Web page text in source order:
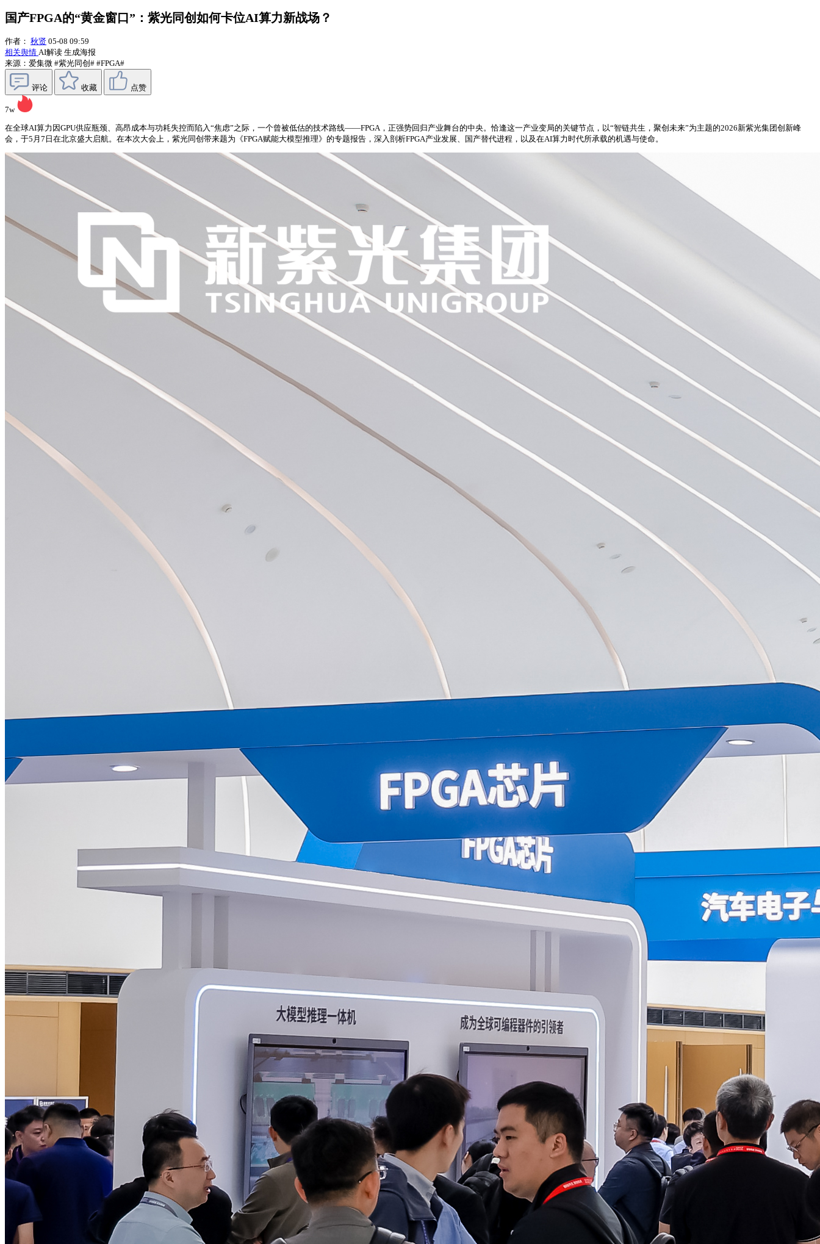
国产FPGA的“黄金窗口”：紫光同创如何卡位AI算力新战场？
作者： 秋贤 05-08 09:59
相关舆情 AI解读 生成海报
来源：爱集微 #紫光同创# #FPGA#
评论 收藏 点赞
7w
在全球AI算力因GPU供应瓶颈、高昂成本与功耗失控而陷入“焦虑”之际，一个曾被低估的技术路线——FPGA，正强势回归产业舞台的中央。恰逢这一产业变局的关键节点，以“智链共生，聚创未来”为主题的2026新紫光集团创新峰
会，于5月7日在北京盛大启航。在本次大会上，紫光同创带来题为《FPGA赋能大模型推理》的专题报告，深入剖析FPGA产业发展、国产替代进程，以及在AI算力时代所承载的机遇与使命。